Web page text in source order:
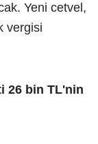
Yeni cetvel,
vergisi
26 bin TL'nin